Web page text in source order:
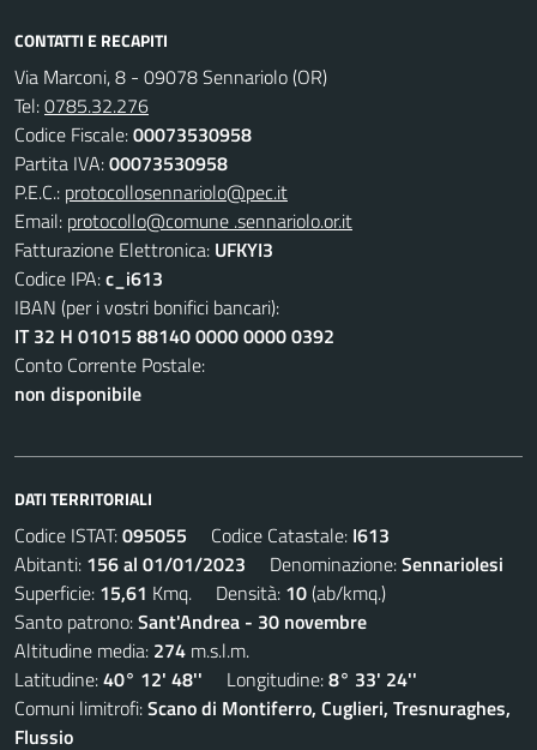
CONTATTI E RECAPITI
Via Marconi, 8 - 09078 Sennariolo (OR)
Tel:0785.32.276
Codice Fiscale:00073530958
Partita IVA:00073530958
P.E.C.: protocollosennariolo@pec.it
Email: protocollo@comune .sennariolo.or.it
Fatturazione Elettronica: UFKYI3
Codice IPA:c_i613
IBAN (per i vostri bonifici bancari):
IT 32 H 01015 88140 0000 0000 0392
Conto Corrente Postale:
non disponibile
DATI TERRITORIALI
Codice ISTAT:095055 Codice Catastale: I613
Abitanti: 156 al 01/01/2023 Denominazione:Sennariolesi
Superficie: 15,61 Kmq. Densità: 10(ab/kmq.)
Santo patrono:Sant'Andrea - 30 novembre
Altitudine media: 274 m.s.l.m.
Latitudine:40° 12' 48'' Longitudine:8° 33' 24''
Comuni limitrofi:Scano di Montiferro, Cuglieri, Tresnuraghes,
Flussio